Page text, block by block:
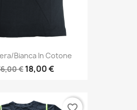
Bianca In Cotone
€ 18,00 €